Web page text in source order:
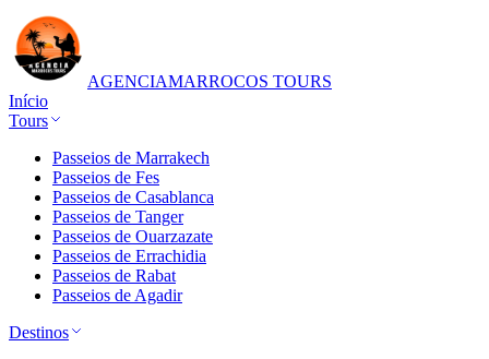
AGENCIAMARROCOS TOURS
Início
Tours
Passeios de Marrakech
Passeios de Fes
Passeios de Casablanca
Passeios de Tanger
Passeios de Ouarzazate
Passeios de Errachidia
Passeios de Rabat
Passeios de Agadir
Destinos